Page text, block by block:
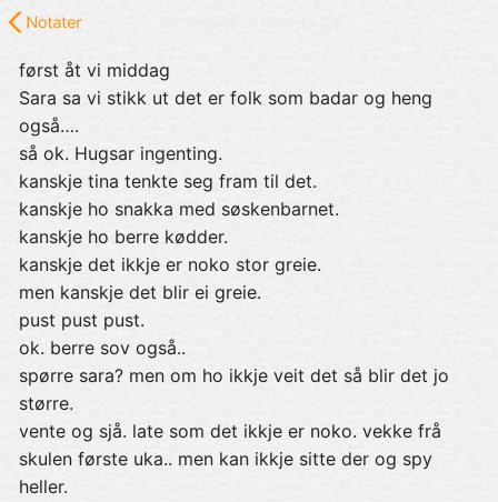
først åt vi middag
Sara sa vi stikk ut det er folk som badar og heng
også….
så ok. Hugsar ingenting.
kanskje tina tenkte seg fram til det.
kanskje ho snakka med søskenbarnet.
kanskje ho berre kødder.
kanskje det ikkje er noko stor greie.
men kanskje det blir ei greie.
pust pust pust.
ok. berre sov også..
spørre sara? men om ho ikkje veit det så blir det jo
større.
vente og sjå. late som det ikkje er noko. vekke frå
skulen første uka.. men kan ikkje sitte der og spy
heller.